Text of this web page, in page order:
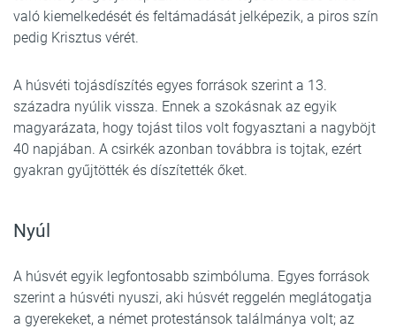
való kiemelkedését és feltámadását jelképezik, a piros szín
pedig Krisztus vérét.
A húsvéti tojásdíszítés egyes források szerint a 13.
századra nyúlik vissza. Ennek a szokásnak az egyik
magyarázata, hogy tojást tilos volt fogyasztani a nagyböjt
40 napjában. A csirkék azonban továbbra is tojtak, ezért
gyakran gyűjtötték és díszítették őket.
Nyúl
A húsvét egyik legfontosabb szimbóluma. Egyes források
szerint a húsvéti nyuszi, aki húsvét reggelén meglátogatja
a gyerekeket, a német protestánsok találmánya volt; az